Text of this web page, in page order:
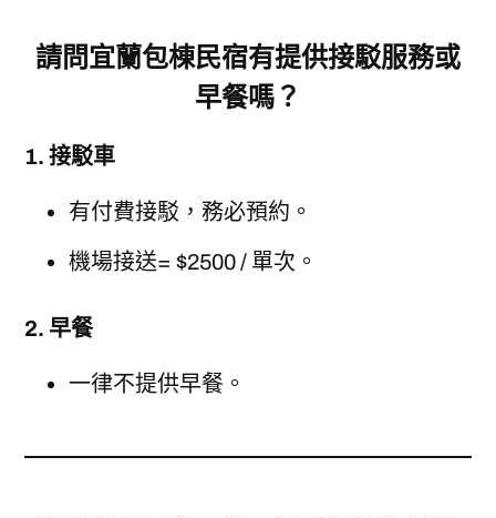
請問宜蘭包棟民宿有提供接駁服務或
早餐嗎？
1. 接駁車
有付費接駁，務必預約。
機場接送= $2500 / 單次。
2. 早餐
一律不提供早餐。